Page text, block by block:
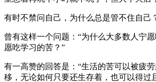
有时不禁问自己，为什么总是管不住自己
曾有这样一个问题：“为什么大多数人宁
愿吃学习的苦？”
有一高赞的回答是：“生活的苦可以被疲
移，无论如何只要还生存着，也可以得过